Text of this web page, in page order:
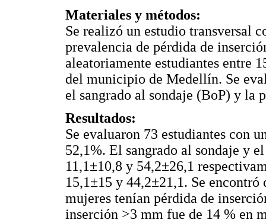
Materiales y métodos:
Se realizó un estudio transversal
prevalencia de pérdida de
aleatoriamente estudiantes entre
del municipio de Medellín. Se
el sangrado al sondaje (BoP) y la
Resultados:
Se evaluaron 73 estudiantes con
52,1%. El sangrado al sondaje y
11,1±10,8 y 54,2±26,1
15,1±15 y 44,2±21,1. Se
mujeres tenían pérdida de
inserción >3 mm fue de 14 % en